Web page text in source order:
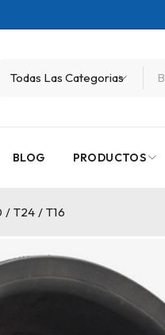
BLOG PRODUCTOS
/ T24 / T16